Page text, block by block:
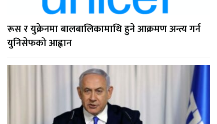
रूस र युक्रेनमा बालबालिकामाथि हुने आक्रमण अन्त्य गर्न
युनिसेफको आह्वान